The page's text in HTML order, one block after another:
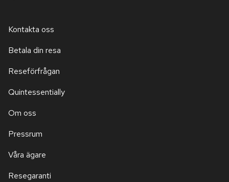
Kontakta oss
Betala din resa
Reseförfrågan
Quintessentially
Om oss
Pressrum
Våra ägare
Resegaranti